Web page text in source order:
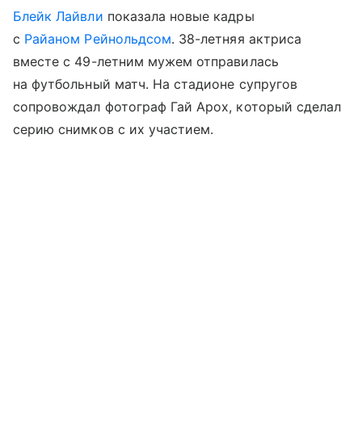
Блейк Лайвли показала новые кадры
с Райаном Рейнольдсом. 38-летняя актриса
вместе с 49-летним мужем отправилась
на футбольный матч. На стадионе супругов
сопровождал фотограф Гай Арох, который сделал
серию снимков с их участием.